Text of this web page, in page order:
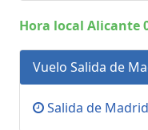
Hora local Alicante
Vuelo Salida de
Salida de